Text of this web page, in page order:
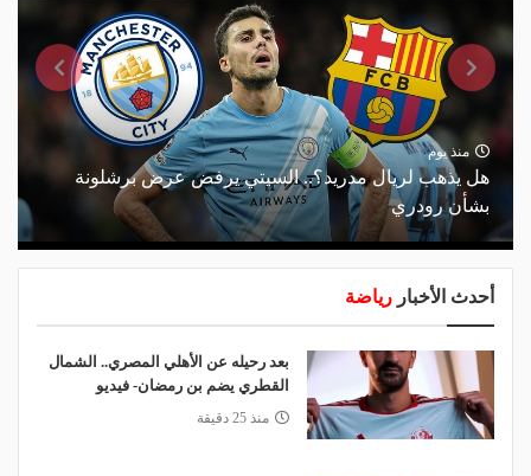
منذ يوم
هل يذهب لريال مدريد؟.. السيتي يرفض عرض برشلونة
بشأن رودري
أحدث الأخبار رياضة
بعد رحيله عن الأهلي المصري.. الشمال
القطري يضم بن رمضان- فيديو
منذ 25 دقيقة